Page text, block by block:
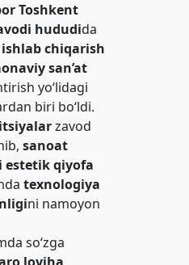
Toshkent
hududida
ishlab chiqarish
san’at
yo‘lidagi
biri bo‘ldi.
zavod
sanoat
qiyofa
texnologiya
ni namoyon
so‘zga